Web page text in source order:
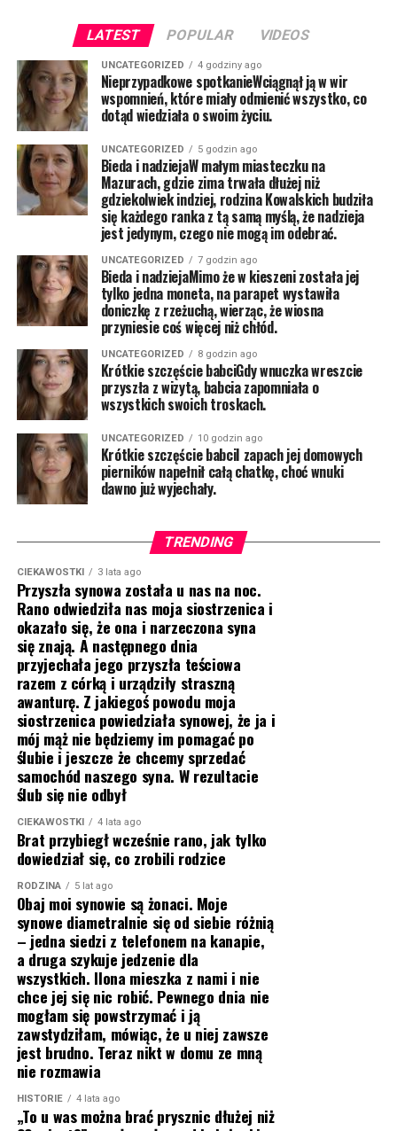
LATEST POPULAR VIDEOS
UNCATEGORIZED 4 godziny ago
Nieprzypadkowe spotkanieWciągnął ją w wir
wspomnień, które miały odmienić wszystko, co
dotąd wiedziała o swoim życiu.
UNCATEGORIZED 5 godzin ago
Bieda i nadziejaW małym miasteczku na
Mazurach, gdzie zima trwała dłużej niż
gdziekolwiek indziej, rodzina Kowalskich budziła
się każdego ranka z tą samą myślą, że nadzieja
jest jedynym, czego nie mogą im odebrać.
UNCATEGORIZED 7 godzin ago
Bieda i nadziejaMimo że w kieszeni została jej
tylko jedna moneta, na parapet wystawiła
doniczkę z rzeżuchą, wierząc, że wiosna
przyniesie coś więcej niż chłód.
UNCATEGORIZED 8 godzin ago
Krótkie szczęście babciGdy wnuczka wreszcie
przyszła z wizytą, babcia zapomniała o
wszystkich swoich troskach.
UNCATEGORIZED 10 godzin ago
Krótkie szczęście babciI zapach jej domowych
pierników napełnił całą chatkę, choć wnuki
dawno już wyjechały.
TRENDING
CIEKAWOSTKI 3 lata ago
Przyszła synowa została u nas na noc.
Rano odwiedziła nas moja siostrzenica i
okazało się, że ona i narzeczona syna
się znają. A następnego dnia
przyjechała jego przyszła teściowa
razem z córką i urządziły straszną
awanturę. Z jakiegoś powodu moja
siostrzenica powiedziała synowej, że ja i
mój mąż nie będziemy im pomagać po
ślubie i jeszcze że chcemy sprzedać
samochód naszego syna. W rezultacie
ślub się nie odbył
CIEKAWOSTKI 4 lata ago
Brat przybiegł wcześnie rano, jak tylko
dowiedział się, co zrobili rodzice
RODZINA 5 lat ago
Obaj moi synowie są żonaci. Moje
synowe diametralnie się od siebie różnią
– jedna siedzi z telefonem na kanapie,
a druga szykuje jedzenie dla
wszystkich. Ilona mieszka z nami i nie
chce jej się nic robić. Pewnego dnia nie
mogłam się powstrzymać i ją
zawstydziłam, mówiąc, że u niej zawsze
jest brudno. Teraz nikt w domu ze mną
nie rozmawia
HISTORIE 4 lata ago
„To u was można brać prysznic dłużej niż